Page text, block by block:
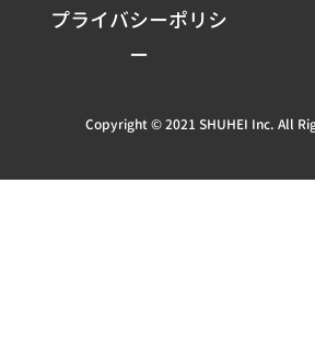
プライバシーポリシ
ー
Copyright © 2021 SHUHEI Inc. All